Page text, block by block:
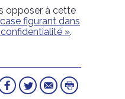
opposer à cette
figurant dans
».